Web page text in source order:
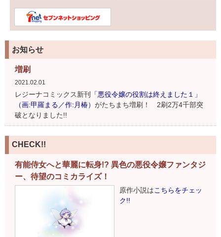
お知らせ
増刷
2021.02.01
レジーナコミックス新刊
「悪役令嬢の役割は終えました１」
（画:甲羅まる／作:月椿） がたちまち増刷！ 2刷2万4千部突
破となりました!!
CHECK!!
有能侍女へと華麗に転身!? 異色の悪役令嬢ファンタジ
ー、待望のコミカライズ！
原作小説はこちらをチェッ
ク!!